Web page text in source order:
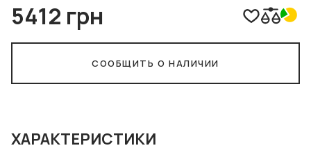
5412 грн
СООБЩИТЬ О НАЛИЧИИ
ХАРАКТЕРИСТИКИ